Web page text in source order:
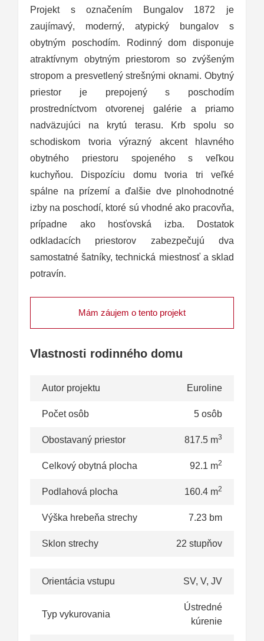
Projekt s označením Bungalov 1872 je
zaujímavý, moderný, atypický bungalov s
obytným poschodím. Rodinný dom disponuje
atraktívnym obytným priestorom so zvýšeným
stropom a presvetlený strešnými oknami. Obytný
priestor je prepojený s poschodím
prostredníctvom otvorenej galérie a priamo
nadväzujúci na krytú terasu. Krb spolu so
schodiskom tvoria výrazný akcent hlavného
obytného priestoru spojeného s veľkou
kuchyňou. Dispozíciu domu tvoria tri veľké
spálne na prízemí a ďalšie dve plnohodnotné
izby na poschodí, ktoré sú vhodné ako pracovňa,
prípadne ako hosťovská izba. Dostatok
odkladacích priestorov zabezpečujú dva
samostatné šatníky, technická miestnosť a sklad
potravín.
Mám záujem o tento projekt
Vlastnosti rodinného domu
Autor projektu Euroline
Počet osôb 5 osôb
Obostavaný priestor 817.5 m3
Celkový obytná plocha 92.1 m2
Podlahová plocha 160.4 m2
Výška hrebeňa strechy 7.23 bm
Sklon strechy 22 stupňov
Orientácia vstupu SV, V, JV
Typ vykurovania
Ústredné
kúrenie